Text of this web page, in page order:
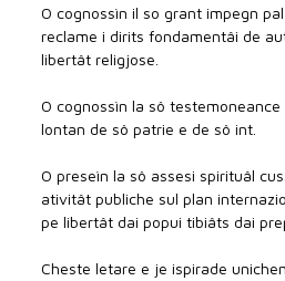
O cognossìn il so grant impegn
reclame i dirits fondamentâi de
libertât religjose.
O cognossìn la sô
lontan de sô patrie e de sô int.
O preseìn la sô assesi spirituâl
ativitât publiche sul plan
pe libertât dai popui tibiâts dai
Cheste letare e je ispirade